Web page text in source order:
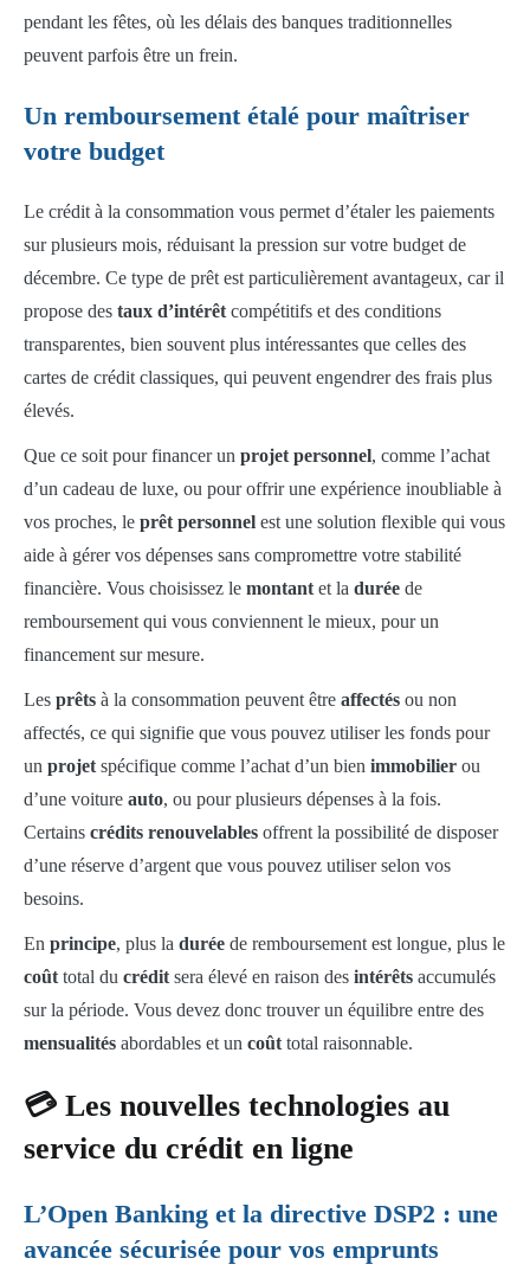
pendant les fêtes, où les délais des banques traditionnelles
peuvent parfois être un frein.
Un remboursement étalé pour maîtriser
votre budget
Le crédit à la consommation vous permet d’étaler les paiements
sur plusieurs mois, réduisant la pression sur votre budget de
décembre. Ce type de prêt est particulièrement avantageux, car il
propose des taux d’intérêt compétitifs et des conditions
transparentes, bien souvent plus intéressantes que celles des
cartes de crédit classiques, qui peuvent engendrer des frais plus
élevés.
Que ce soit pour financer un projet personnel, comme l’achat
d’un cadeau de luxe, ou pour offrir une expérience inoubliable à
vos proches, le prêt personnel est une solution flexible qui vous
aide à gérer vos dépenses sans compromettre votre stabilité
financière. Vous choisissez le montant et la durée de
remboursement qui vous conviennent le mieux, pour un
financement sur mesure.
Les prêts à la consommation peuvent être affectés ou non
affectés, ce qui signifie que vous pouvez utiliser les fonds pour
un projet spécifique comme l’achat d’un bien immobilier ou
d’une voiture auto, ou pour plusieurs dépenses à la fois.
Certains crédits renouvelables offrent la possibilité de disposer
d’une réserve d’argent que vous pouvez utiliser selon vos
besoins.
En principe, plus la durée de remboursement est longue, plus le
coût total du crédit sera élevé en raison des intérêts accumulés
sur la période. Vous devez donc trouver un équilibre entre des
mensualités abordables et un coût total raisonnable.
💳 Les nouvelles technologies au
service du crédit en ligne
L’Open Banking et la directive DSP2 : une
avancée sécurisée pour vos emprunts